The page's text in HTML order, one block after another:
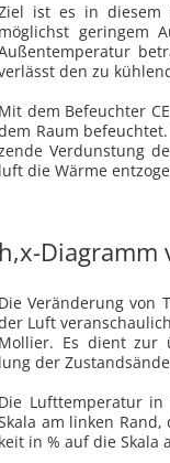
ist es in die­sem
mög­lichst ge­rin­gem
den zu
Mit dem Be­feuch­ter
Raum
Ver­duns­tung
luft die Wärme
h,x-Diagramm
Die Ver­än­de­rung von
Luft
Mol­lier. Es dient zur
lung der
Die Luft­tem­pe­ra­tur
am lin­ken
keit in % auf die Skala